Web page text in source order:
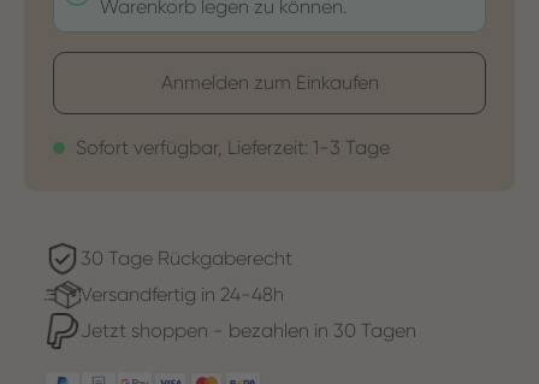
Warenkorb legen zu können.
Anmelden zum Einkaufen
Sofort verfügbar, Lieferzeit: 1-3 Tage
30 Tage Rückgaberecht
Versandfertig in 24-48h
Jetzt shoppen - bezahlen in 30 Tagen